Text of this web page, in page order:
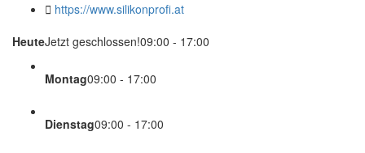
https://www.silikonprofi.at
HeuteJetzt geschlossen!09:00 - 17:00
Montag09:00 - 17:00
Dienstag09:00 - 17:00